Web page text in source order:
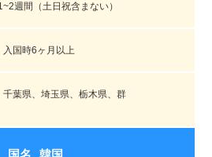
週間（土日祝含まない）
入国時6ヶ月以上
千葉県、埼玉県、栃木県、群
韓国